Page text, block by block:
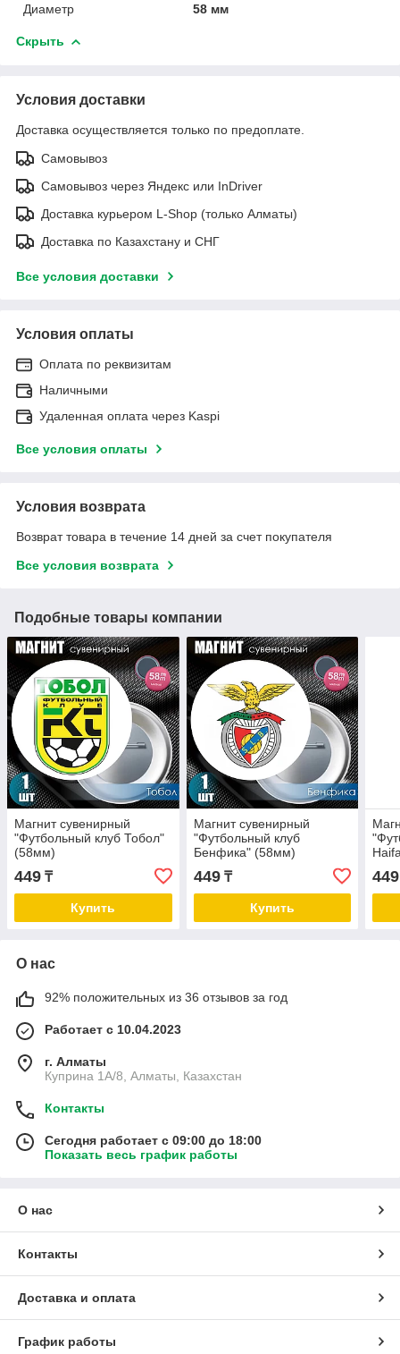
Диаметр
58 мм
Скрыть
Условия доставки
Доставка осуществляется только по предоплате.
Самовывоз
Самовывоз через Яндекс или InDriver
Доставка курьером L-Shop (только Алматы)
Доставка по Казахстану и СНГ
Все условия доставки
Условия оплаты
Оплата по реквизитам
Наличными
Удаленная оплата через Kaspi
Все условия оплаты
Условия возврата
Возврат товара в течение 14 дней за счет покупателя
Все условия возврата
Подобные товары компании
Магнит сувенирный
"Футбольный клуб Тобол"
(58мм)
449 ₸
Купить
Магнит сувенирный
"Футбольный клуб
Бенфика" (58мм)
449₸
Купить
449
О нас
92% положительных из 36 отзывов за год
Работает с 10.04.2023
г. Алматы
Куприна 1A/8, Алматы, Казахстан
Контакты
Сегодня работает с 09:00 до 18:00
Показать весь график работы
О нас
Контакты
Доставка и оплата
График работы